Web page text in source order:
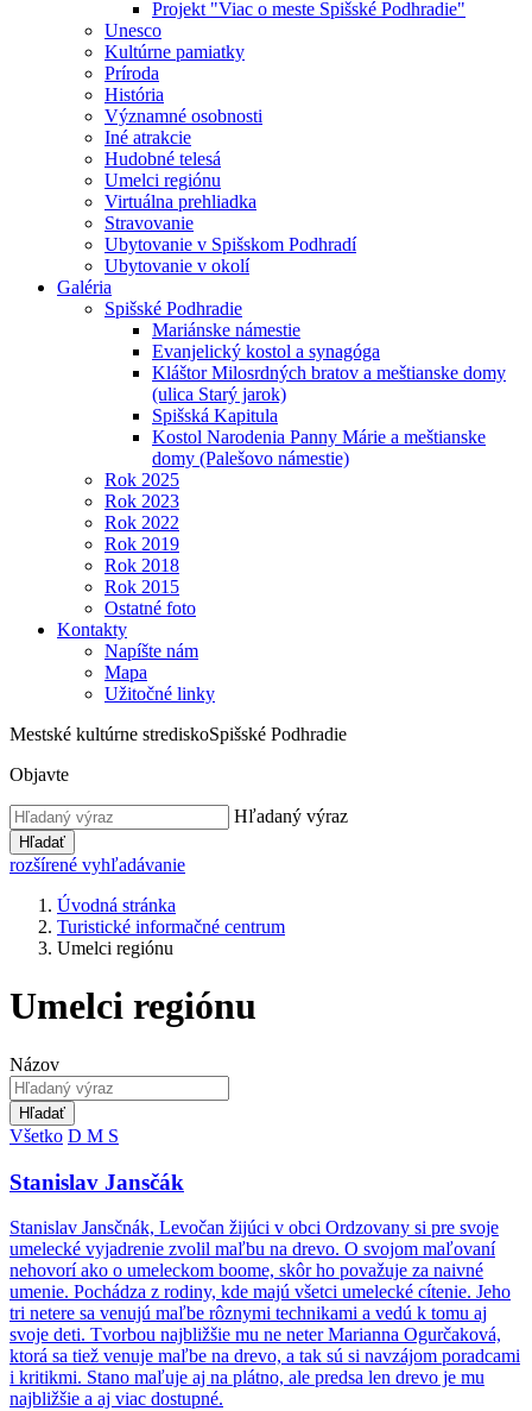
Projekt "Viac o meste Spišské Podhradie"
Unesco
Kultúrne pamiatky
Príroda
História
Významné osobnosti
Iné atrakcie
Hudobné telesá
Umelci regiónu
Virtuálna prehliadka
Stravovanie
Ubytovanie v Spišskom Podhradí
Ubytovanie v okolí
Galéria
Spišské Podhradie
Mariánske námestie
Evanjelický kostol a synagóga
Kláštor Milosrdných bratov a meštianske domy
(ulica Starý jarok)
Spišská Kapitula
Kostol Narodenia Panny Márie a meštianske
domy (Palešovo námestie)
Rok 2025
Rok 2023
Rok 2022
Rok 2019
Rok 2018
Rok 2015
Ostatné foto
Kontakty
Napíšte nám
Mapa
Užitočné linky
Mestské kultúrne strediskoSpišské Podhradie
Objavte
Hľadaný výraz
Hľadať
rozšírené vyhľadávanie
Úvodná stránka
Turistické informačné centrum
Umelci regiónu
Umelci regiónu
Názov
Hľadať
Všetko D M S
Stanislav Jansčák
Stanislav Jansčnák, Levočan žijúci v obci Ordzovany si pre svoje
umelecké vyjadrenie zvolil maľbu na drevo. O svojom maľovaní
nehovorí ako o umeleckom boome, skôr ho považuje za naivné
umenie. Pochádza z rodiny, kde majú všetci umelecké cítenie. Jeho
tri netere sa venujú maľbe rôznymi technikami a vedú k tomu aj
svoje deti. Tvorbou najbližšie mu ne neter Marianna Ogurčaková,
ktorá sa tiež venuje maľbe na drevo, a tak sú si navzájom poradcami
i kritikmi. Stano maľuje aj na plátno, ale predsa len drevo je mu
najbližšie a aj viac dostupné.